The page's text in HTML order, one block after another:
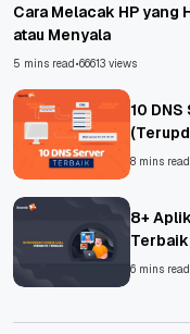
Cara Melacak HP yang
atau Menyala
5 mins read•66613 views
10
8 mins read
8+
Asing!
6 mins read